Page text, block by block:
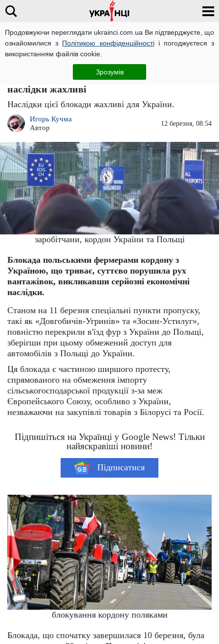
Продовжуючи переглядати ukrainci.com.ua Ви підтверджуєте, що
ознайомилися з Політикою конфіденційностіі погоджуєтеся з
використанням файлів cookie.
Зрозумів
Важливо
На чиєму вони боці? Поляки ще більше
посилюють блокаду кордонів України –
наслідки жахливі
Наслідки цієї блокади жахливі для України.
Игорь Кучма
Автор
12 березня, 08:54
заробітчани, кордон України та Польщі
Блокада польськими фермерами кордону з
Україною, що триває, суттєво порушила рух
вантажівок, викликавши серйозні економічні
наслідки.
Станом на 11 березня спеціальні пункти пропуску,
такі як «Довгобичів-Угринів» та «Зосин-Устилуг»,
повністю перекрили в'їзд фур з України до Польщі,
зберігши при цьому обмежений доступ для
автомобілів з Польщі до України.
Ця блокада є частиною ширшого протесту,
спрямованого на обмеження імпорту
сільськогосподарської продукції з-за меж
Європейського Союзу, особливо з України,
незважаючи на закупівлі товарів з Білорусі та Росії.
Підпишіться на Українці у Google News! Тільки
найяскравіші новини!
Підписатися
блокування кордону поляками
Блокада, що спочатку завершилася 10 березня, була